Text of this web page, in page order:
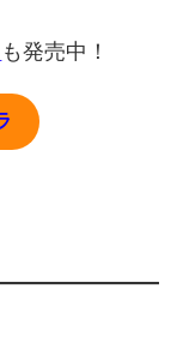
も発売中！